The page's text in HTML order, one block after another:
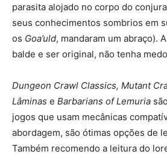
parasita alojado no corpo do
seus conhecimentos sombrios em
os Goa’uld, mandaram um abraço).
balde e ser original, não tenha
Dungeon Crawl Classics, Mutant
Lâminas e Barbarians of Lemuria
jogos que usam mecânicas
abordagem, são ótimas opções de
Também recomendo a leitura do